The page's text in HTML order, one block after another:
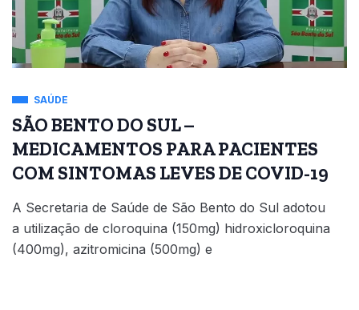
SAÚDE
SÃO BENTO DO SUL –
MEDICAMENTOS PARA PACIENTES
COM SINTOMAS LEVES DE COVID-19
A Secretaria de Saúde de São Bento do Sul adotou
a utilização de cloroquina (150mg) hidroxicloroquina
(400mg), azitromicina (500mg) e